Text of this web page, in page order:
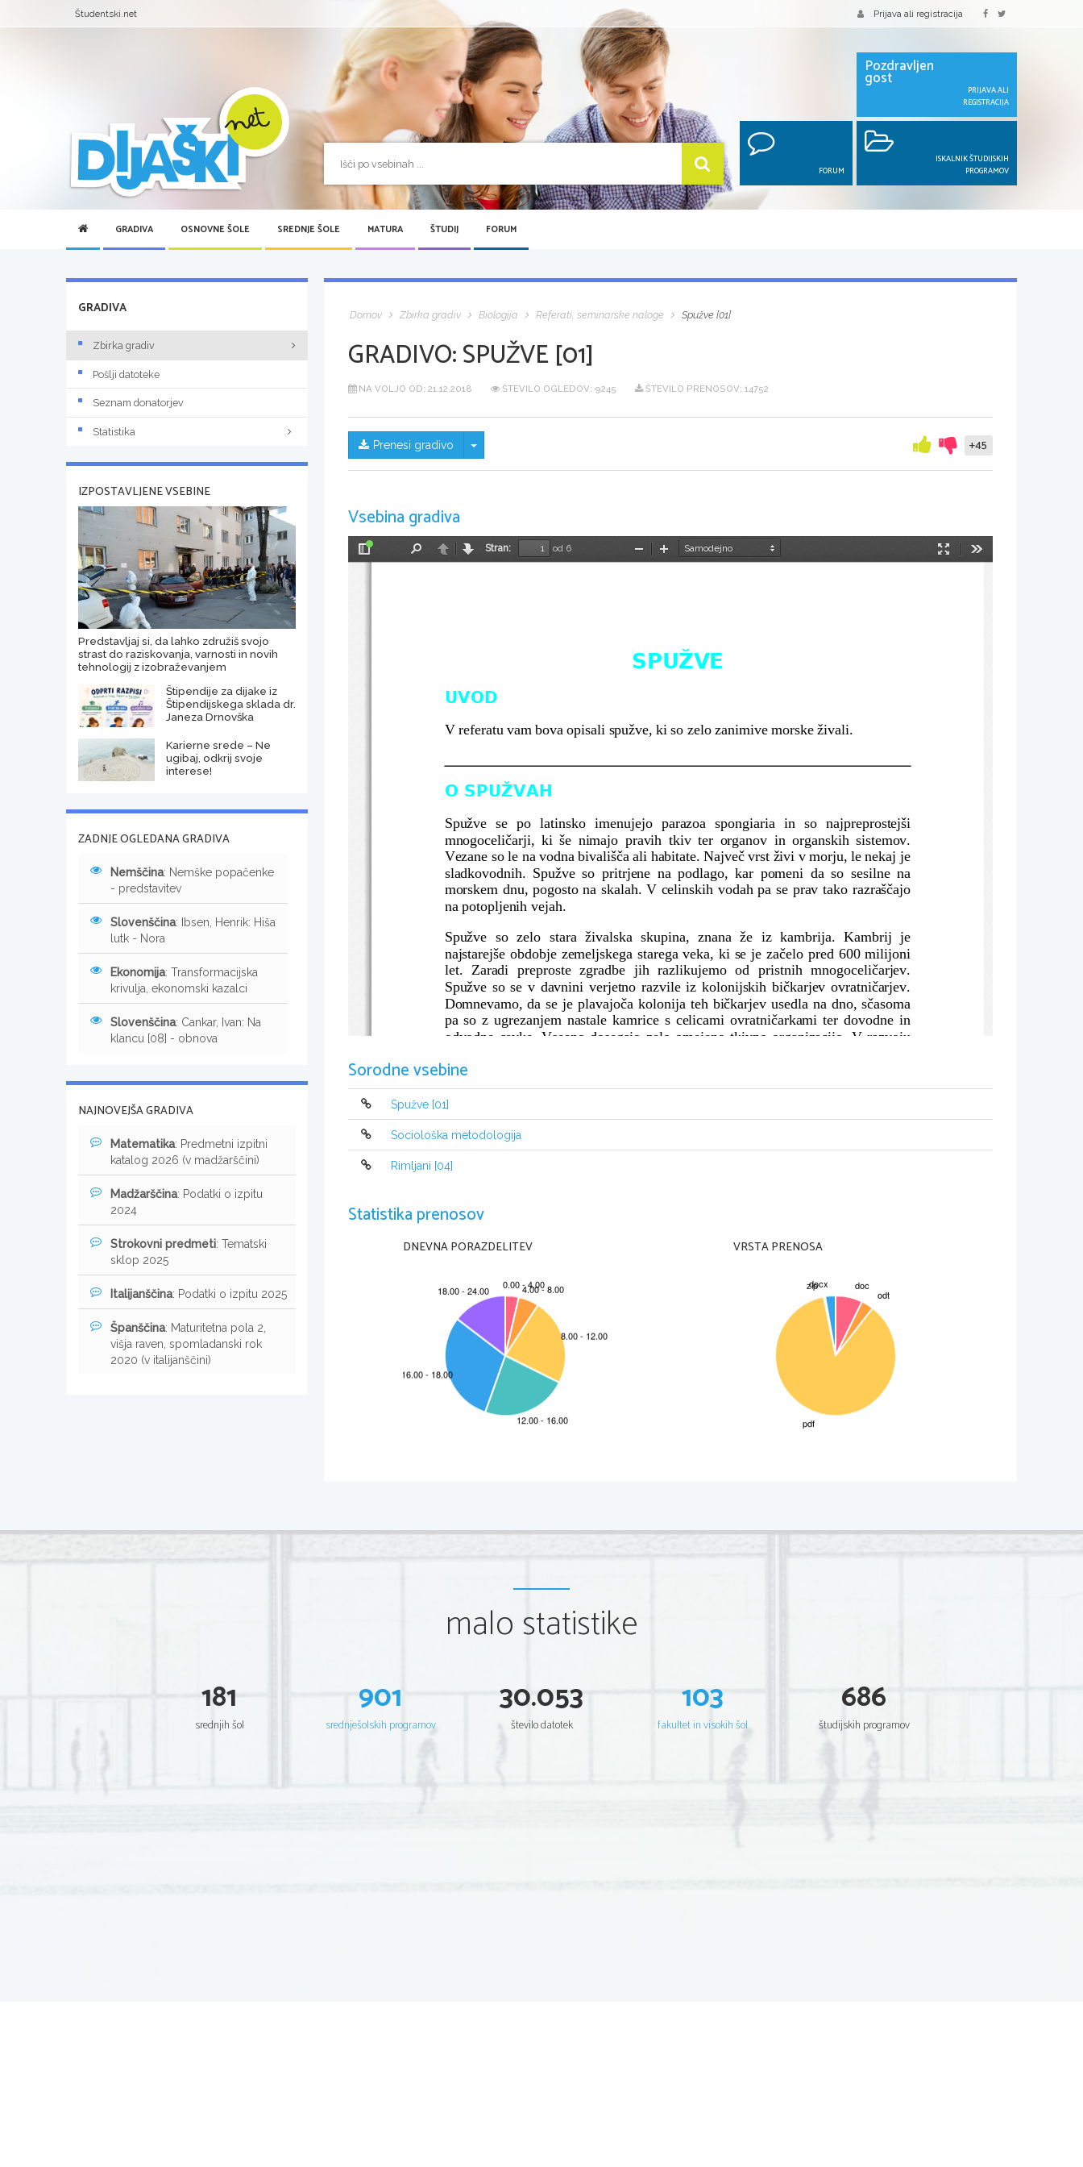
Študentski.net Prijava ali registracija
Pozdravljen
gost
PRIJAVA ALI
REGISTRACIJA
FORUM
ISKALNIK ŠTUDIJSKIH
PROGRAMOV
GRADIVA OSNOVNE ŠOLE SREDNJE ŠOLE MATURA ŠTUDIJ FORUM
Domov Zbirka gradiv Biologija Referati, seminarske naloge Spužve [01]
GRADIVO:SPUŽVE [01]
NA VOLJO OD: 21.12.2018 ŠTEVILO OGLEDOV: 9245 ŠTEVILO PRENOSOV: 14752
Prenesi gradivo Skrij/prikaži meni +45
Vsebina gradiva
Preklopi
NazajNaprej
Stran:
od 6
Način
PomanjšajPovečaj
SPUŽVE
UVOD
V referatu vam bova opisali spužve, ki so zelo zanimive morske živali.
O SPUŽVAH
Spužve se po latinsko imenujejo parazoa spongiaria in so najpreprostejši
mnogoceličarji, ki še nimajo pravih tkiv ter organov in organskih sistemov.
Vezane so le na vodna bivališča ali habitate. Največ vrst živi v morju, le nekaj je
sladkovodnih. Spužve so pritrjene na podlago, kar pomeni da so sesilne na
morskem dnu, pogosto na skalah. V celinskih vodah pa se prav tako razraščajo
na potopljenih vejah.
Spužve so zelo stara živalska skupina, znana že iz kambrija. Kambrij je
najstarejše obdobje zemeljskega starega veka, ki se je začelo pred 600 milijoni
let. Zaradi preproste zgradbe jih razlikujemo od pristnih mnogoceličarjev.
Spužve so se v davnini verjetno razvile iz kolonijskih bičkarjev ovratničarjev.
Domnevamo, da se je plavajoča kolonija teh bičkarjev usedla na dno, sčasoma
pa so z ugrezanjem nastale kamrice s celicami ovratničarkami ter dovodne in
odvodne cevke. Vseeno dosegajo zelo omejeno tkivno organizacijo. V razvoju
razrežemo na majhne koščke, pa bo iz vsakega zrasel nov osebek.
Mehko, organsko ogrodje nekaterih spužev so po posebni obdelavi precej dolgo
uporabljali kot gobe za čiščenje. V novejšem času pa so zanimive zlasti nekatere
vrste, v katerih so odkrili snovi s protivirusnim delovanjem.
PREHRANJEVANJE - FILTRACIJA
večinoma celice ovratničarke. Iz vode sprejemajo tudi kisik, ki ga spužva
potrebuje za dihanje.
manjših pa je le ena izmetalka na vrhu živali. Pore in izmetalke lahko spužva
zapre.
Sorodne vsebine
Spužve [01]
Sociološka metodologija
Rimljani [04]
Statistika prenosov
DNEVNA PORAZDELITEV VRSTA PRENOSA
GRADIVA
Zbirka gradiv
Pošlji datoteke
Seznam donatorjev
Statistika
IZPOSTAVLJENE VSEBINE
Predstavljaj si, da lahko združiš svojo
strast do raziskovanja, varnosti in novih
tehnologij z izobraževanjem
Štipendije za dijake iz
Štipendijskega sklada dr.
Janeza Drnovška
Karierne srede – Ne
ugibaj, odkrij svoje
interese!
ZADNJE OGLEDANA GRADIVA
Nemščina: Nemške popačenke
- predstavitev
Slovenščina: Ibsen, Henrik: Hiša
lutk - Nora
Ekonomija: Transformacijska
krivulja, ekonomski kazalci
Slovenščina: Cankar, Ivan: Na
klancu [08] - obnova
NAJNOVEJŠA GRADIVA
Matematika: Predmetni izpitni
katalog 2026 (v madžarščini)
Madžarščina: Podatki o izpitu
2024
Strokovni predmeti: Tematski
sklop 2025
Italijanščina: Podatki o izpitu 2025
Španščina: Maturitetna pola 2,
višja raven, spomladanski rok
2020 (v italijanščini)
malo statistike
181
srednjih šol
901
srednješolskih programov
30.053
število datotek
103
fakultet in visokih šol
686
študijskih programov